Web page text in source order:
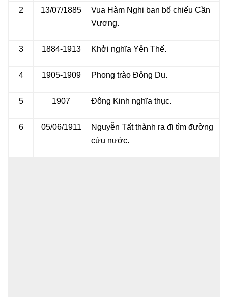
2 13/07/1885
Vua Hàm Nghi ban bố chiếu Cần
Vương.
3 1884-1913 Khởi nghĩa Yên Thế.
4 1905-1909 Phong trào Đông Du.
5 1907 Đông Kinh nghĩa thục.
6 05/06/1911
Nguyễn Tất thành ra đi tìm đường
cứu nước.